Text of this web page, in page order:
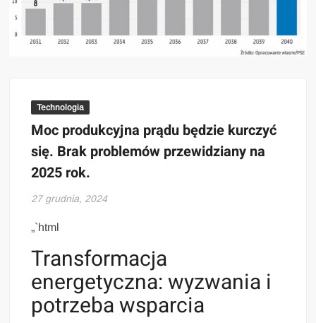
Technologia
Moc produkcyjna prądu będzie kurczyć
się. Brak problemów przewidziany na
2025 rok.
27 grudnia, 2024
„`html
Transformacja
energetyczna: wyzwania i
potrzeba wsparcia